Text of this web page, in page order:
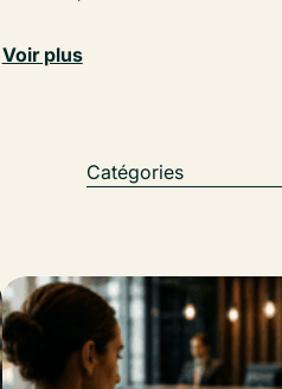
Voir plus
Catégories